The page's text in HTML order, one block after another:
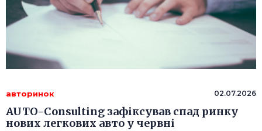
авторинок 02.07.2026
AUTO-Consulting зафіксував спад ринку
нових легкових авто у червні